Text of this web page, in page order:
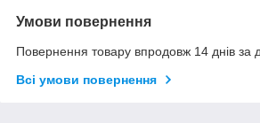
Умови повернення
Повернення товару впродовж 14 днів за
Всі умови повернення